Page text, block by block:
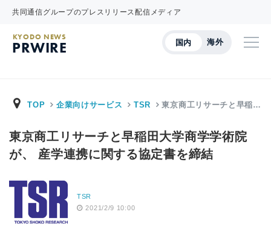
共同通信グループのプレスリリース配信メディア
国内 海外
KYODO NEWS
PRWIRE
TOP 企業向けサービス TSR 東京商工リサーチと早稲…
東京商工リサーチと早稲田大学商学学術院
が、 産学連携に関する協定書を締結
TSR
2021/2/9 10:00